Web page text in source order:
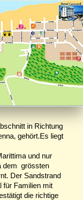
in Richtung
gehört.Es liegt
und nur
dem grössten
Der Sandstrand
für Familien mit
die richtige